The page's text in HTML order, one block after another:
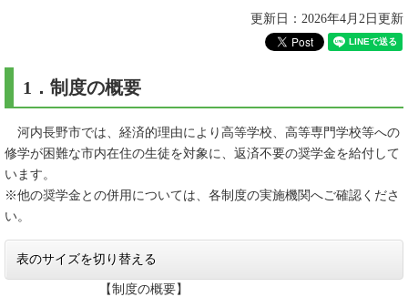
更新日：2026年4月2日更新
1．制度の概要
河内長野市では、経済的理由により高等学校、高等専門学校等への
修学が困難な市内在住の生徒を対象に、返済不要の奨学金を給付して
います。
​※他の奨学金との併用については、各制度の実施機関へご確認くださ
い。
表のサイズを切り替える
【制度の概要】